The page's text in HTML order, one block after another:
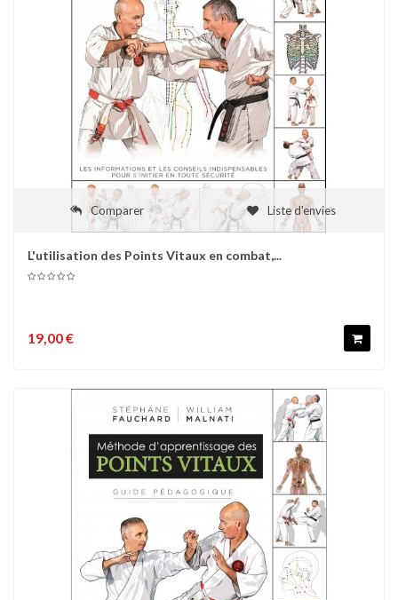
Comparer Liste d'envies
L'utilisation des Points Vitaux en combat,...
19,00 €